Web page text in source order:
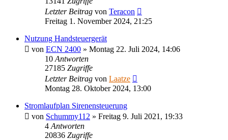
Letzter Beitrag von Teracon
Freitag 1. November 2024, 21:25
Nutzung Handsteuergerät
von ECN 2400 » Montag 22. Juli 2024, 14:06
10 Antworten
27185 Zugriffe
Letzter Beitrag von Laatze
Montag 28. Oktober 2024, 13:00
Stromlaufplan Sirenensteuerung
von Schummy112 » Freitag 9. Juli 2021, 19:33
4 Antworten
20836 Zugriffe